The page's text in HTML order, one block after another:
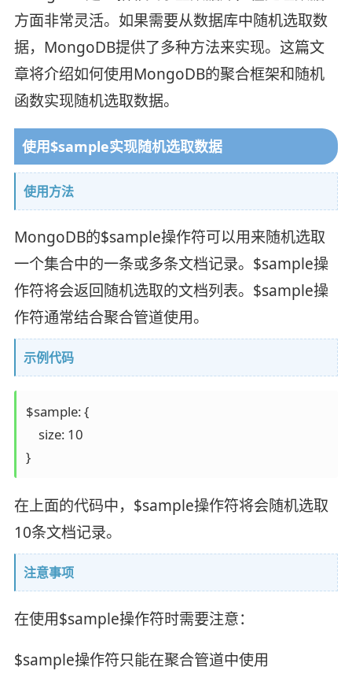
方面非常灵活。如果需要从数据库中随机选取数
据，MongoDB提供了多种方法来实现。这篇文
章将介绍如何使用MongoDB的聚合框架和随机
函数实现随机选取数据。
使用$sample实现随机选取数据
使用方法
MongoDB的$sample操作符可以用来随机选取
一个集合中的一条或多条文档记录。$sample操
作符将会返回随机选取的文档列表。$sample操
作符通常结合聚合管道使用。
示例代码
$sample: {
    size: 10
}
在上面的代码中，$sample操作符将会随机选取
10条文档记录。
注意事项
在使用$sample操作符时需要注意：
$sample操作符只能在聚合管道中使用